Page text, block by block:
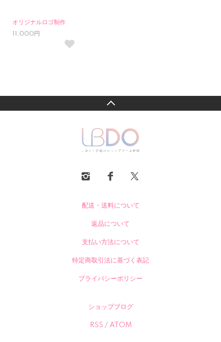
オリジナルロゴ制作
11,000円
配送・送料について
返品について
支払い方法について
特定商取引法に基づく表記
プライバシーポリシー
ショップブログ
RSS / ATOM